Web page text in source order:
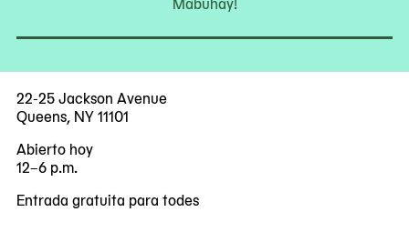
22-25 Jackson Avenue
Queens, NY 11101
Abierto hoy
12–6 p.m.
Entrada gratuita para todes